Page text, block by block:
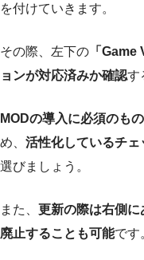
を付けていきます。
その際、左下の 「
ョンが対応済みか確認す
MODの導入に必須のも
め、 活性化しているチ
選びましょう。
また、 更新の際は右側
廃止することも可能です